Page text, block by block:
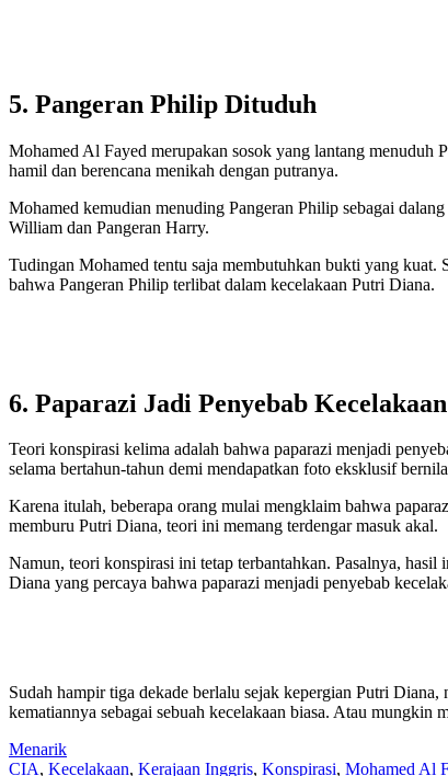
5. Pangeran Philip Dituduh
Mohamed Al Fayed merupakan sosok yang lantang menuduh
hamil dan berencana menikah dengan putranya.
Mohamed kemudian menuding Pangeran Philip sebagai
William dan Pangeran Harry.
Tudingan Mohamed tentu saja membutuhkan bukti yang
bahwa Pangeran Philip terlibat dalam kecelakaan Putri Diana.
6. Paparazi Jadi Penyebab Kecelakaan
Teori konspirasi kelima adalah bahwa paparazi menjadi
selama bertahun-tahun demi mendapatkan foto eksklusif
Karena itulah, beberapa orang mulai mengklaim bahwa
memburu Putri Diana, teori ini memang terdengar masuk akal.
Namun, teori konspirasi ini tetap terbantahkan. Pasalnya,
Diana yang percaya bahwa paparazi menjadi penyebab
Sudah hampir tiga dekade berlalu sejak kepergian Putri
kematiannya sebagai sebuah kecelakaan biasa. Atau mungkin
Menarik
CIA, Kecelakaan, Kerajaan Inggris, Konspirasi, Mohamed Al